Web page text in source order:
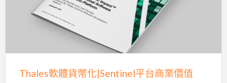
化|Sentinel
商
Thales軟體貨幣化|Sentinel平台商業價值